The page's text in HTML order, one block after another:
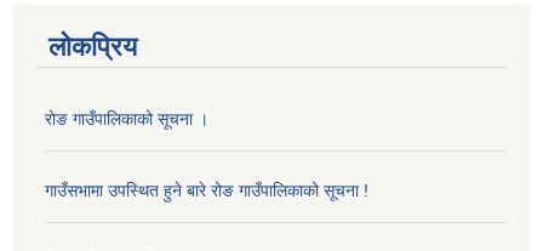
लोकप्रिय
राेङ गाउँपालिकाको सूचना ।
गाउँसभामा उपस्थित हुने बारे रोङ गाउँपालिकाको सूचना !